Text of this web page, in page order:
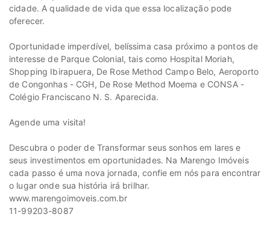
cidade. A qualidade de vida que essa localização pode
oferecer.
Oportunidade imperdível, belíssima casa próximo a pontos de
interesse de Parque Colonial, tais como Hospital Moriah,
Shopping Ibirapuera, De Rose Method Campo Belo, Aeroporto
de Congonhas - CGH, De Rose Method Moema e CONSA -
Colégio Franciscano N. S. Aparecida.
Agende uma visita!
Descubra o poder de Transformar seus sonhos em lares e
seus investimentos em oportunidades. Na Marengo Imóveis
cada passo é uma nova jornada, confie em nós para encontrar
o lugar onde sua história irá brilhar.
www.marengoimoveis.com.br
11-99203-8087